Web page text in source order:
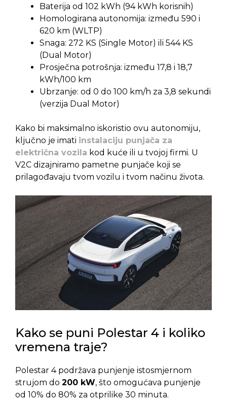
Baterija od 102 kWh (94 kWh korisnih)
Homologirana autonomija: između 590 i
620 km (WLTP)
Snaga: 272 KS (Single Motor) ili 544 KS
(Dual Motor)
Prosječna potrošnja: između 17,8 i 18,7
kWh/100 km
Ubrzanje: od 0 do 100 km/h za 3,8 sekundi
(verzija Dual Motor)
Kako bi maksimalno iskoristio ovu autonomiju,
ključno je imati instalaciju punjača za
električna vozila kod kuće ili u tvojoj firmi. U
V2C dizajniramo pametne punjače koji se
prilagođavaju tvom vozilu i tvom načinu života.
Kako se puni Polestar 4 i koliko
vremena traje?
Polestar 4 podržava punjenje istosmjernom
strujom do 200 kW, što omogućava punjenje
od 10% do 80% za otprilike 30 minuta.